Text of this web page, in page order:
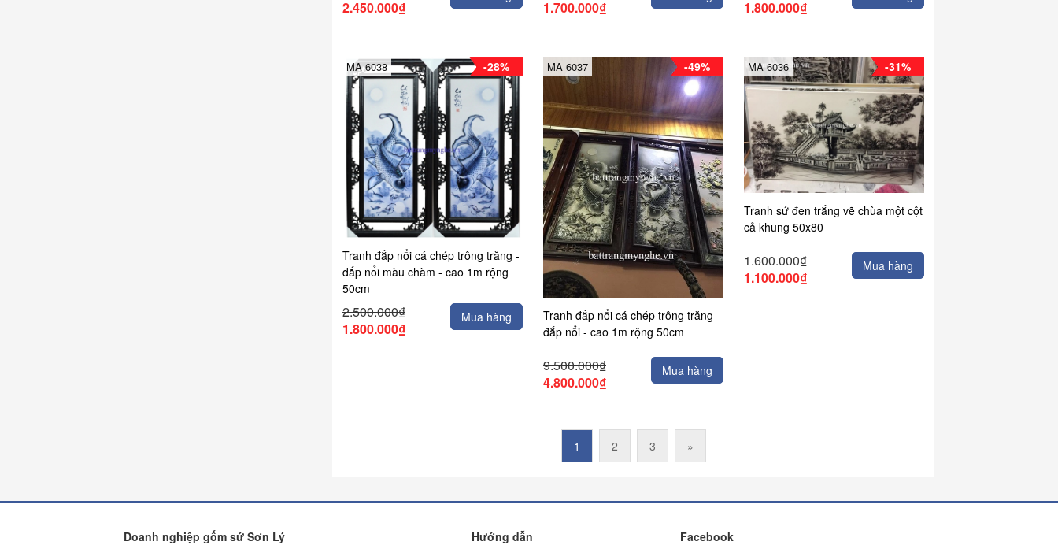
2.450.000₫
1.700.000₫
1.800.000₫
-28%
MA 6038
Tranh đắp nổi cá chép trông trăng -
đắp nổi màu chàm - cao 1m rộng
50cm
2.500.000₫
1.800.000₫
Mua hàng
-49%
MA 6037
Tranh đắp nổi cá chép trông trăng -
đắp nổi - cao 1m rộng 50cm
9.500.000₫
4.800.000₫
Mua hàng
-31%
MA 6036
Tranh sứ đen trắng vẽ chùa một cột
cả khung 50x80
1.600.000₫
1.100.000₫
Mua hàng
1 2 3 »
Doanh nghiệp gốm sứ Sơn Lý Hướng dẫn Facebook